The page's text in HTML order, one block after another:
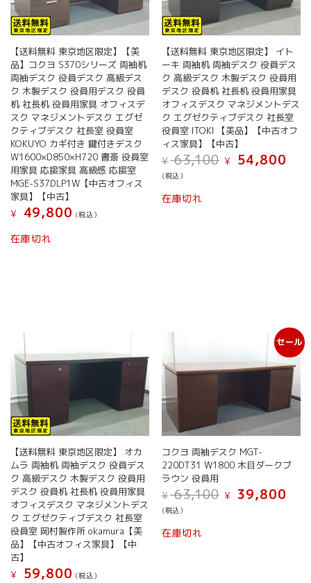
【送料無料 東京地区限定】【美
品】コクヨ S370シリーズ 両袖机
両袖デスク 役員デスク 高級デス
ク 木製デスク 役員用デスク 役員
机 社長机 役員用家具 オフィスデ
スク マネジメントデスク エグゼ
クティブデスク 社長室 役員室
KOKUYO カギ付き 鍵付きデスク
W1600×D850×H720 書斎 役員室
用家具 応接家具 高級感 応接室
MGE-S37DLP1W【中古オフィス
家具】【中古】
¥
49,800 (税込）
在庫切れ
【送料無料 東京地区限定】 イト
ーキ 両袖机 両袖デスク 役員デス
ク 高級デスク 木製デスク 役員用
デスク 役員机 社長机 役員用家具
オフィスデスク マネジメントデス
ク エグゼクティブデスク 社長室
役員室 ITOKI 【美品】【中古オフ
ィス家具】【中古】
¥63,100 元
の
¥ 54,800
(税込）
在庫切れ
【送料無料 東京地区限定】 オカ
ムラ 両袖机 両袖デスク 役員デス
ク 高級デスク 木製デスク 役員用
デスク 役員机 社長机 役員用家具
オフィスデスク マネジメントデス
ク エグゼクティブデスク 社長室
役員室 岡村製作所 okamura【美
品】【中古オフィス家具】【中
古】
¥
59,800 (税込）
セール
コクヨ 両袖デスク MGT-
220DT31 W1800 木目ダークブ
ラウン 役員用
¥63,100 元
の
¥ 39,800
(税込）
在庫切れ